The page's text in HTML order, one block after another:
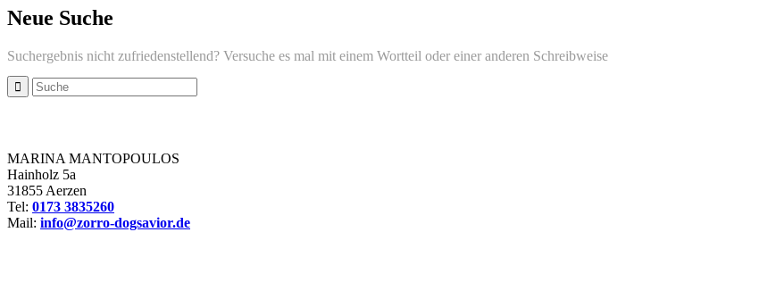
Neue Suche
Suchergebnis nicht zufriedenstellend? Versuche es mal mit einem Wortteil oder einer anderen Schreibweise
MARINA MANTOPOULOS
Hainholz 5a
31855 Aerzen
Tel: 0173 3835260
Mail: info@zorro-dogsavior.de